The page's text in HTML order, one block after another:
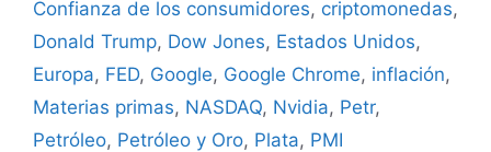
Confianza de los consumidores, criptomonedas,
Donald Trump, Dow Jones, Estados Unidos,
Europa, FED, Google, Google Chrome, inflación,
Materias primas, NASDAQ, Nvidia, Petr,
Petróleo, Petróleo y Oro, Plata, PMI